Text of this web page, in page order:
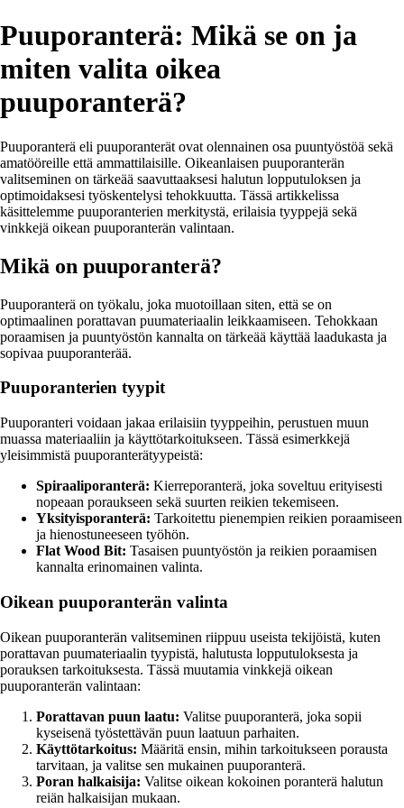
Puuporanterä: Mikä se on ja
miten valita oikea
puuporanterä?
Puuporanterä eli puuporanterät ovat olennainen osa puuntyöstöä sekä
amatööreille että ammattilaisille. Oikeanlaisen puuporanterän
valitseminen on tärkeää saavuttaaksesi halutun lopputuloksen ja
optimoidaksesi työskentelysi tehokkuutta. Tässä artikkelissa
käsittelemme puuporanterien merkitystä, erilaisia tyyppejä sekä
vinkkejä oikean puuporanterän valintaan.
Mikä on puuporanterä?
Puuporanterä on työkalu, joka muotoillaan siten, että se on
optimaalinen porattavan puumateriaalin leikkaamiseen. Tehokkaan
poraamisen ja puuntyöstön kannalta on tärkeää käyttää laadukasta ja
sopivaa puuporanterää.
Puuporanterien tyypit
Puuporanteri voidaan jakaa erilaisiin tyyppeihin, perustuen muun
muassa materiaaliin ja käyttötarkoitukseen. Tässä esimerkkejä
yleisimmistä puuporanterätyypeistä:
Spiraaliporanterä: Kierreporanterä, joka soveltuu erityisesti
nopeaan poraukseen sekä suurten reikien tekemiseen.
Yksityisporanterä: Tarkoitettu pienempien reikien poraamiseen
ja hienostuneeseen työhön.
Flat Wood Bit: Tasaisen puuntyöstön ja reikien poraamisen
kannalta erinomainen valinta.
Oikean puuporanterän valinta
Oikean puuporanterän valitseminen riippuu useista tekijöistä, kuten
porattavan puumateriaalin tyypistä, halutusta lopputuloksesta ja
porauksen tarkoituksesta. Tässä muutamia vinkkejä oikean
puuporanterän valintaan:
Porattavan puun laatu: Valitse puuporanterä, joka sopii
kyseisenä työstettävän puun laatuun parhaiten.
Käyttötarkoitus: Määritä ensin, mihin tarkoitukseen porausta
tarvitaan, ja valitse sen mukainen puuporanterä.
Poran halkaisija: Valitse oikean kokoinen poranterä halutun
reiän halkaisijan mukaan.